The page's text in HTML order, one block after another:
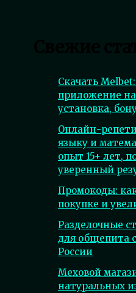
Скачать
приложение
установка,
Онлайн-
языку и
опыт 15+ лет,
уверенный
Промокоды:
покупке и
Разделочные
для общепита
России
Меховой
натуральных